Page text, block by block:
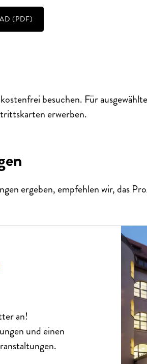
(PDF)
besuchen. Für
erwerben.
ergeben, empfehlen wir, das
an!
und einen